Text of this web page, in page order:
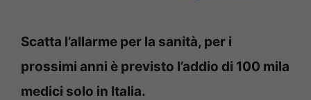
Scatta l’allarme per la sanità, per i
prossimi anni è previsto l’addio di 100 mila
medici solo in Italia.